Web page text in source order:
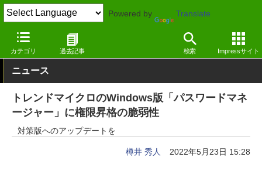
Powered by Translate
カテゴリ 過去記事 検索 Impressサイト
窓の杜 セキュリティ
ニュース
トレンドマイクロのWindows版「パスワードマネ
ージャー」に権限昇格の脆弱性
対策版へのアップデートを
樽井 秀人 2022年5月23日 15:28